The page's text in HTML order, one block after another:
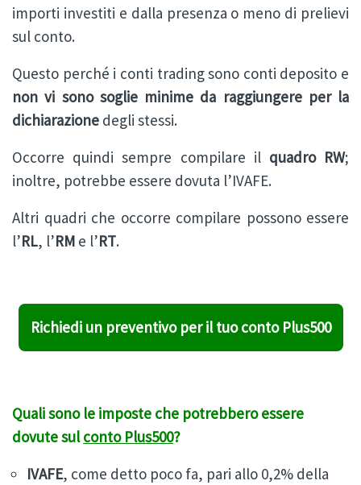
importi investiti e dalla presenza o meno di prelievi
sul conto.
Questo perché i conti trading sono conti deposito e
non vi sono soglie minime da raggiungere per la
dichiarazione degli stessi.
Occorre quindi sempre compilare il quadro RW;
inoltre, potrebbe essere dovuta l’IVAFE.
Altri quadri che occorre compilare possono essere
l’RL, l’RM e l’RT.
Richiedi un preventivo per il tuo conto Plus500
Quali sono le imposte che potrebbero essere
dovute sulconto Plus500?
IVAFE, come detto poco fa, pari allo 0,2% della